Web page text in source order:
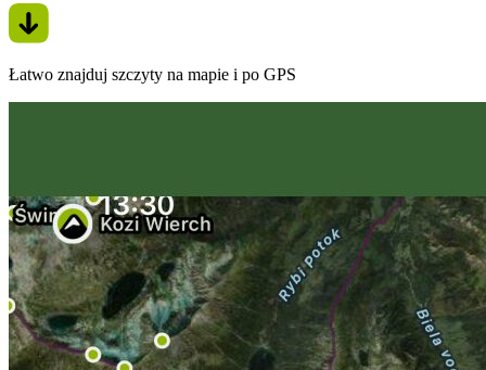
Łatwo znajduj szczyty na mapie i po GPS